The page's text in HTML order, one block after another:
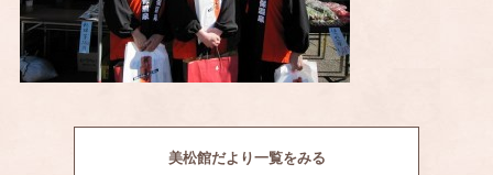
美松館だより一覧をみる